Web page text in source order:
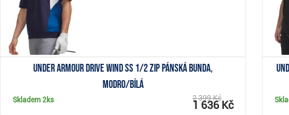
Under Armour Drive Wind SS 1/2 Zip pánská bunda,
modro/bílá
Skladem2ks 2 399 Kč
1 636 Kč